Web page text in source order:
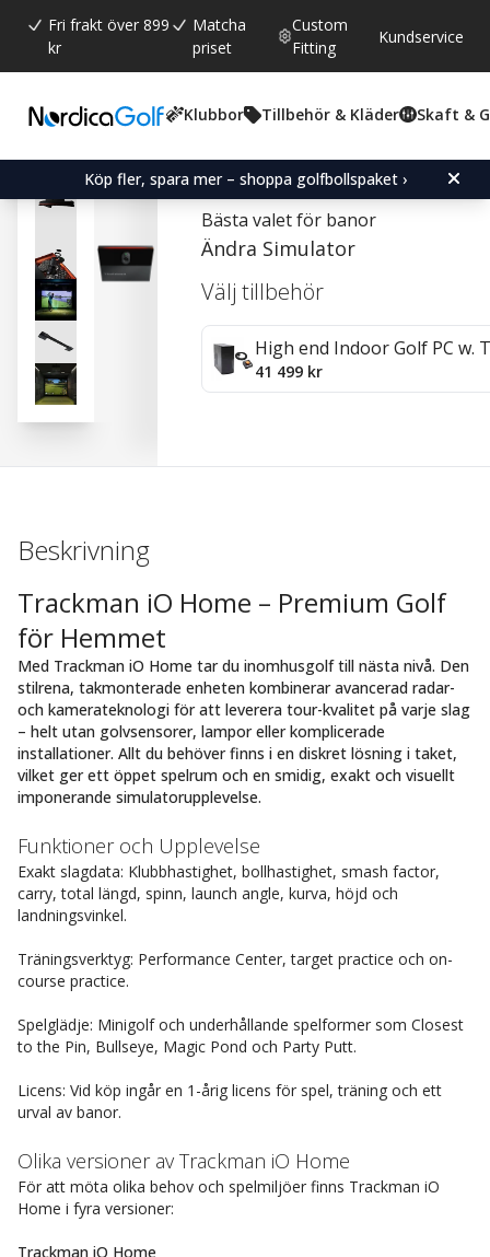
Fri frakt över 899
kr
Matcha
priset
Custom
Fitting
Kundservice
Klubbor Tillbehör & Kläder Skaft &
Köp fler, spara mer – shoppa golfbollspaket ›
Trackman iO Home
Bästa valet för banor
Ändra Simulator
Välj tillbehör
High end Indoor Golf PC w.
41 499 kr
Beskrivning
Trackman iO Home – Premium Golf
för Hemmet
Med Trackman iO Home tar du inomhusgolf till nästa nivå. Den
stilrena, takmonterade enheten kombinerar avancerad radar-
och kamerateknologi för att leverera tour-kvalitet på varje slag
– helt utan golvsensorer, lampor eller komplicerade
installationer. Allt du behöver finns i en diskret lösning i taket,
vilket ger ett öppet spelrum och en smidig, exakt och visuellt
imponerande simulatorupplevelse.
Funktioner och Upplevelse
Exakt slagdata: Klubbhastighet, bollhastighet, smash factor,
carry, total längd, spinn, launch angle, kurva, höjd och
landningsvinkel.
Träningsverktyg: Performance Center, target practice och on-
course practice.
Spelglädje: Minigolf och underhållande spelformer som Closest
to the Pin, Bullseye, Magic Pond och Party Putt.
Licens: Vid köp ingår en 1-årig licens för spel, träning och ett
urval av banor.
Olika versioner av Trackman iO Home
För att möta olika behov och spelmiljöer finns Trackman iO
Home i fyra versioner:
Trackman iO Home